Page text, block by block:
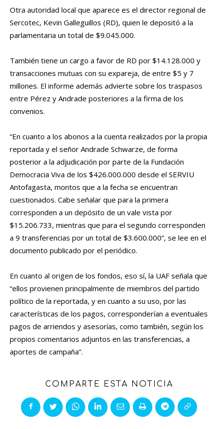
Otra autoridad local que aparece es el director regional de
Sercotec, Kevin Galleguillos (RD), quien le depositó a la
parlamentaria un total de $9.045.000.
También tiene un cargo a favor de RD por $14.128.000 y
transacciones mutuas con su expareja, de entre $5 y 7
millones. El informe además advierte sobre los traspasos
entre Pérez y Andrade posteriores a la firma de los
convenios.
“En cuanto a los abonos a la cuenta realizados por la propia
reportada y el señor Andrade Schwarze, de forma
posterior a la adjudicación por parte de la Fundación
Democracia Viva de los $426.000.000 desde el SERVIU
Antofagasta, montos que a la fecha se encuentran
cuestionados. Cabe señalar que para la primera
corresponden a un depósito de un vale vista por
$15.206.733, mientras que para el segundo corresponden
a 9 transferencias por un total de $3.600.000”, se lee en el
documento publicado por el periódico.
En cuanto al origen de los fondos, eso sí, la UAF señala que
“ellos provienen principalmente de miembros del partido
político de la reportada, y en cuanto a su uso, por las
características de los pagos, corresponderían a eventuales
pagos de arriendos y asesorías, como también, según los
propios comentarios adjuntos en las transferencias, a
aportes de campaña”.
COMPARTE ESTA NOTICIA